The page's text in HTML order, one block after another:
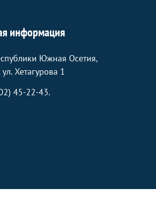
информация
Южная Осетия,
Хетагурова 1
45-22-43.